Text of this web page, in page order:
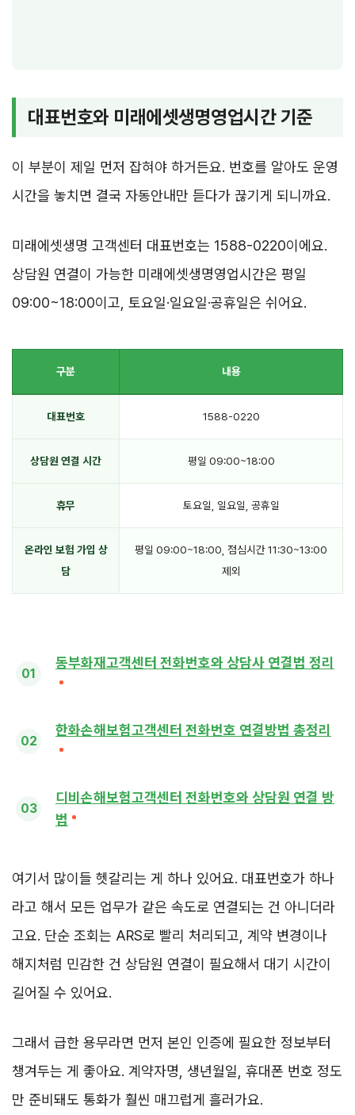
대표번호와 미래에셋생명영업시간 기준
이 부분이 제일 먼저 잡혀야 하거든요. 번호를 알아도 운영
시간을 놓치면 결국 자동안내만 듣다가 끊기게 되니까요.
미래에셋생명 고객센터 대표번호는 1588-0220이에요.
상담원 연결이 가능한 미래에셋생명영업시간은 평일
09:00~18:00이고, 토요일·일요일·공휴일은 쉬어요.
구분 내용
대표번호 1588-0220
상담원 연결 시간 평일 09:00~18:00
휴무 토요일, 일요일, 공휴일
온라인 보험 가입 상
담
평일 09:00~18:00, 점심시간 11:30~13:00
제외
동부화재고객센터 전화번호와 상담사 연결법 정리
한화손해보험고객센터 전화번호 연결방법 총정리
디비손해보험고객센터 전화번호와 상담원 연결 방
법
여기서 많이들 헷갈리는 게 하나 있어요. 대표번호가 하나
라고 해서 모든 업무가 같은 속도로 연결되는 건 아니더라
고요. 단순 조회는 ARS로 빨리 처리되고, 계약 변경이나
해지처럼 민감한 건 상담원 연결이 필요해서 대기 시간이
길어질 수 있어요.
그래서 급한 용무라면 먼저 본인 인증에 필요한 정보부터
챙겨두는 게 좋아요. 계약자명, 생년월일, 휴대폰 번호 정도
만 준비돼도 통화가 훨씬 매끄럽게 흘러가요.